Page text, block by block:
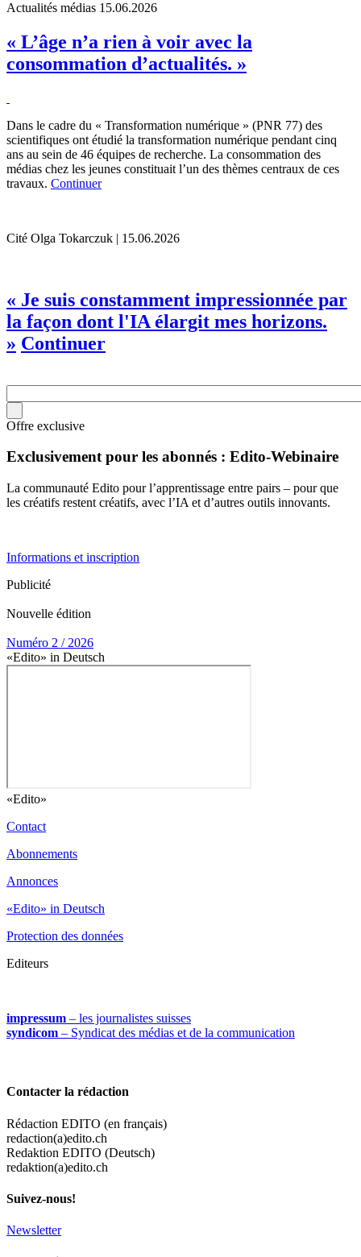
Actualités médias 15.06.2026
« L’âge n’a rien à voir avec la
consommation d’actualités. »
Dans le cadre du « Transformation numérique » (PNR 77) des
scientifiques ont étudié la transformation numérique pendant cinq
ans au sein de 46 équipes de recherche. La consommation des
médias chez les jeunes constituait l’un des thèmes centraux de ces
travaux. Continuer
Cité Olga Tokarczuk | 15.06.2026
« Je suis constamment impressionnée par
la façon dont l'IA élargit mes horizons.
» Continuer
Offre exclusive
Exclusivement pour les abonnés : Edito-Webinaire
La communauté Edito pour l’apprentissage entre pairs – pour que
les créatifs restent créatifs, avec l’IA et d’autres outils innovants.
Informations et inscription
Publicité
Nouvelle édition
Numéro 2 / 2026
«Edito» in Deutsch
«Edito»
Contact
Abonnements
Annonces
«Edito» in Deutsch
Protection des données
Editeurs
impressum – les journalistes suisses
syndicom – Syndicat des médias et de la communication
Contacter la rédaction
Rédaction EDITO (en français)
redaction(a)edito.ch
Redaktion EDITO (Deutsch)
redaktion(a)edito.ch
Suivez-nous!
Newsletter